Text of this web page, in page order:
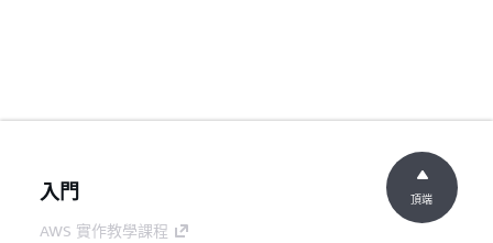
入門
AWS 實作教學課程
頂端